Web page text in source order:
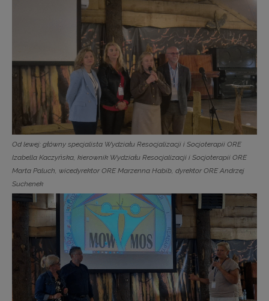
Od lewej: główny specjalista Wydziału Resocjalizacji i Socjoterapii ORE
Izabella Kaczyńska, kierownik Wydziału Resocjalizacji i Socjoterapii ORE
Marta Paluch, wicedyrektor ORE Marzenna Habib, dyrektor ORE Andrzej
Suchenek